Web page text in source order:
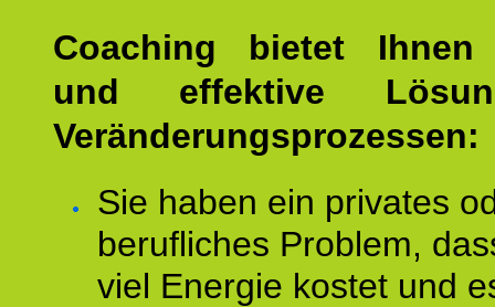
Coaching bietet Ihnen
und effektive
Veränderungsprozessen:
Sie haben ein privates
berufliches Problem,
viel Energie kostet und